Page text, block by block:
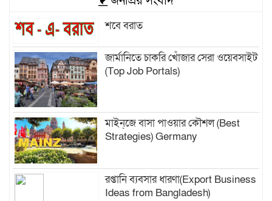
শবে বরাত
জার্মানিতে চাকরি খোঁজার সেরা ওয়েবসাইট
(Top Job Portals)
মাইন্‌জে বাসা পাওয়ার কৌশল (Best
Strategies) Germany
রপ্তানি ব্যবসার ধারণা(Export Business
Ideas from Bangladesh)